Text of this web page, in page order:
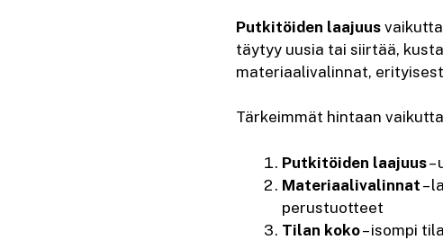
Putkitöiden laajuus
täytyy uusia tai siirtää,
materiaalivalinnat,
Tärkeimmät hintaan
Putkitöiden laajuus–
Materiaalivalinnat –
perustuotteet
Tilan koko– isompi